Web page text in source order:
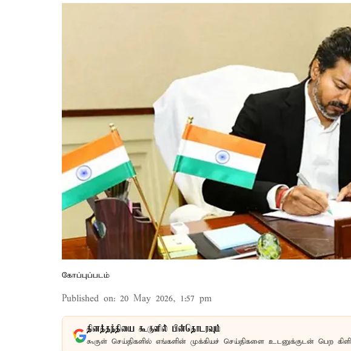
கோப்புப்படம்
Published on: 20 May 2026, 1:57 pm
தினத்தந்தியை கூகுளில் பின்தொடரவும்
கூகுள் செய்திகளில் எங்களின் முக்கியச் செய்திகளை உடனுக்குடன் பெற